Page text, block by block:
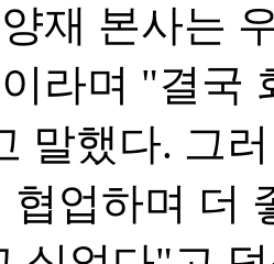
재 본사는
라며 "결국
말했다. 그
협업하며 더